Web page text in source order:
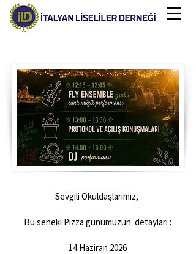
Sevgili Okuldaşlarımız,
Bu seneki Pizza günümüzün detayları :
14 Haziran 2026